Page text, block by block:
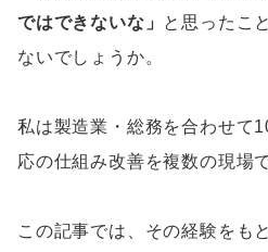
ではできないな」 と思ったこ
ないでしょうか。
私は製造業・総務を合わせて
応の仕組み改善を複数の現場
この記事では、その経験をも